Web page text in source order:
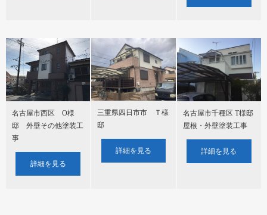
名古屋市西区 O様
邸 外壁その他塗装工
事
詳細を見る
三重県四日市市 Ｔ様
邸
詳細を見る
名古屋市千種区 T様邸
屋根・外壁塗装工事
詳細を見る